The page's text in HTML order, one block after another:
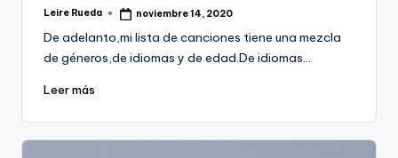
Publicado
Leire Rueda noviembre 14, 2020
De adelanto,mi lista de canciones tiene una mezcla
de géneros,de idiomas y de edad.De idiomas…
Leer más